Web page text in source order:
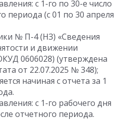
с 1-го по 30-е число
периода (с 01 по 30 апреля
№ П-4 (НЗ) «Сведения
и движении
0606028) (утверждена
от 22.07.2025 № 348);
начиная с отчета за 1
с 1-го рабочего дня
отчетного периода.